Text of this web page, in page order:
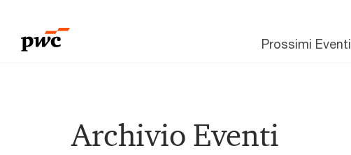
Prossimi Eventi
Archivio Eventi